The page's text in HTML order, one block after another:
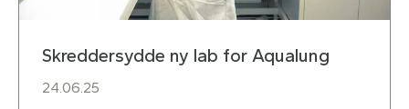
Skreddersydde ny lab for Aqualung
24.06.25